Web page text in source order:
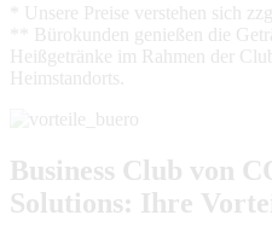
* Unsere Preise verstehen sich
** Bürokunden genießen die
Heißgetränke im Rahmen der
Heimstandorts.
Business Club von
Solutions: Ihre